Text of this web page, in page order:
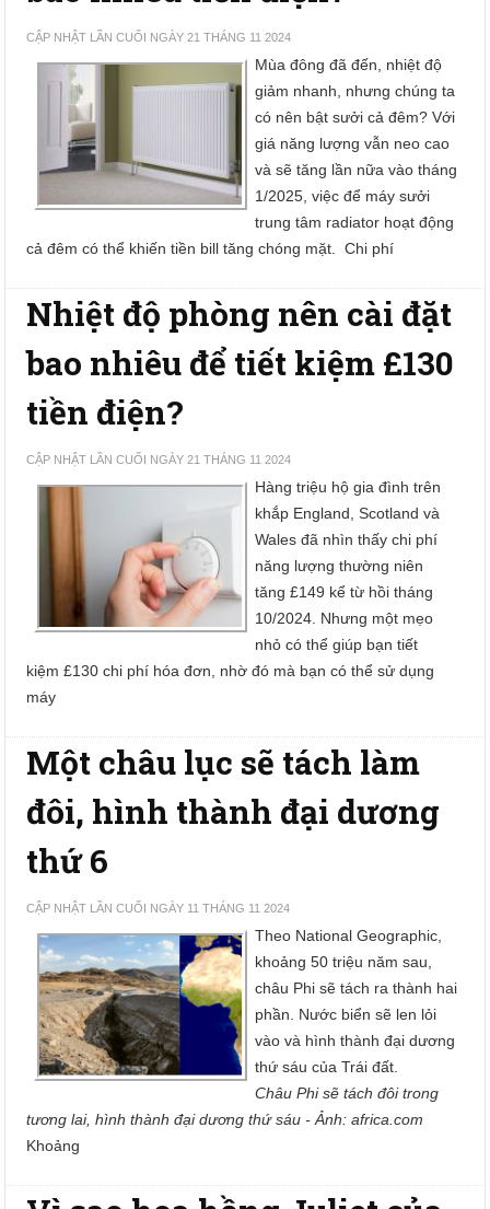
CẬP NHẬT LẦN CUỐI NGÀY 21 THÁNG 11 2024
Mùa đông đã đến, nhiệt độ
giảm nhanh, nhưng chúng ta
có nên bật sưởi cả đêm? Với
giá năng lượng vẫn neo cao
và sẽ tăng lần nữa vào tháng
1/2025, việc để máy sưởi
trung tâm radiator hoạt động
cả đêm có thể khiến tiền bill tăng chóng mặt. Chi phí
Nhiệt độ phòng nên cài đặt
bao nhiêu để tiết kiệm £130
tiền điện?
CẬP NHẬT LẦN CUỐI NGÀY 21 THÁNG 11 2024
Hàng triệu hộ gia đình trên
khắp England, Scotland và
Wales đã nhìn thấy chi phí
năng lượng thường niên
tăng £149 kể từ hồi tháng
10/2024. Nhưng một mẹo
nhỏ có thể giúp bạn tiết
kiệm £130 chi phí hóa đơn, nhờ đó mà bạn có thể sử dụng
máy
Một châu lục sẽ tách làm
đôi, hình thành đại dương
thứ 6
CẬP NHẬT LẦN CUỐI NGÀY 11 THÁNG 11 2024
Theo National Geographic,
khoảng 50 triệu năm sau,
châu Phi sẽ tách ra thành hai
phần. Nước biển sẽ len lỏi
vào và hình thành đại dương
thứ sáu của Trái đất.
Châu Phi sẽ tách đôi trong
tương lai, hình thành đại dương thứ sáu - Ảnh: africa.com
Khoảng